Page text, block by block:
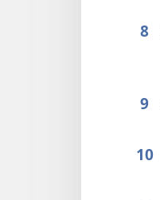
8
9
10